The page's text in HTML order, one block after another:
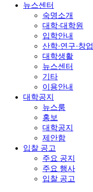
뉴스센터
숙명소개
대학·대학원
입학안내
산학·연구·창업
대학생활
뉴스센터
기타
이용안내
대학공지
뉴스룸
홍보
대학공지
제안함
입찰 공고
주요 공지
주요 행사
입찰 공고